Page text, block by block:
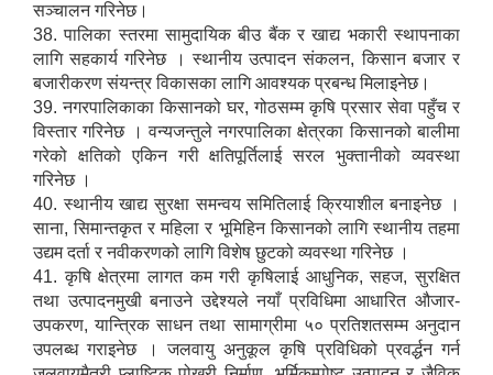
सञ्चालन गरिनेछ।
38. पालिका स्तरमा सामुदायिक बीउ बैंक र खाद्य भकारी स्थापनाका
लागि सहकार्य गरिनेछ । स्थानीय उत्पादन संकलन, किसान बजार र
बजारीकरण संयन्त्र विकासका लागि आवश्यक प्रबन्ध मिलाइनेछ।
39. नगरपालिकाका किसानको घर, गोठसम्म कृषि प्रसार सेवा पहुँच र
विस्तार गरिनेछ । वन्यजन्तुले नगरपालिका क्षेत्रका किसानको बालीमा
गरेको क्षतिको एकिन गरी क्षतिपूर्तिलाई सरल भुक्तानीको व्यवस्था
गरिनेछ ।
40. स्थानीय खाद्य सुरक्षा समन्वय समितिलाई क्रियाशील बनाइनेछ ।
साना, सिमान्तकृत र महिला र भूमिहिन किसानको लागि स्थानीय तहमा
उद्यम दर्ता र नवीकरणको लागि विशेष छुटको व्यवस्था गरिनेछ ।
41. कृषि क्षेत्रमा लागत कम गरी कृषिलाई आधुनिक, सहज, सुरक्षित
तथा उत्पादनमुखी बनाउने उद्देश्यले नयाँ प्रविधिमा आधारित औजार-
उपकरण, यान्त्रिक साधन तथा सामाग्रीमा ५० प्रतिशतसम्म अनुदान
उपलब्ध गराइनेछ । जलवायु अनुकूल कृषि प्रविधिको प्रवर्द्धन गर्न